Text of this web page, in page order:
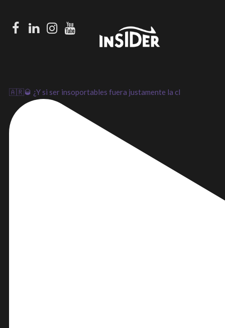
Facebook
LinkedIn
Instagram
Youtube
🇦🇷🥃 ¿Y si ser insoportables fuera justamente la cl